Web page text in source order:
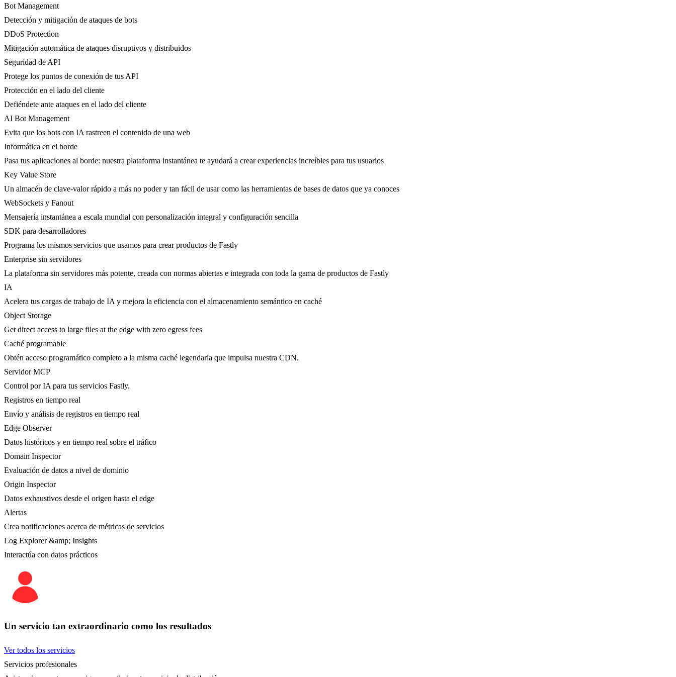
Bot Management
Detección y mitigación de ataques de bots
DDoS Protection
Mitigación automática de ataques disruptivos y distribuidos
Seguridad de API
Protege los puntos de conexión de tus API
Protección en el lado del cliente
Defiéndete ante ataques en el lado del cliente
AI Bot Management
Evita que los bots con IA rastreen el contenido de una web
Informática en el borde
Pasa tus aplicaciones al borde: nuestra plataforma instantánea te ayudará a crear experiencias increíbles para tus usuarios
Key Value Store
Un almacén de clave-valor rápido a más no poder y tan fácil de usar como las herramientas de bases de datos que ya conoces
WebSockets y Fanout
Mensajería instantánea a escala mundial con personalización integral y configuración sencilla
SDK para desarrolladores
Programa los mismos servicios que usamos para crear productos de Fastly
Enterprise sin servidores
La plataforma sin servidores más potente, creada con normas abiertas e integrada con toda la gama de productos de Fastly
IA
Acelera tus cargas de trabajo de IA y mejora la eficiencia con el almacenamiento semántico en caché
Object Storage
Get direct access to large files at the edge with zero egress fees
Caché programable
Obtén acceso programático completo a la misma caché legendaria que impulsa nuestra CDN.
Servidor MCP
Control por IA para tus servicios Fastly.
Registros en tiempo real
Envío y análisis de registros en tiempo real
Edge Observer
Datos históricos y en tiempo real sobre el tráfico
Domain Inspector
Evaluación de datos a nivel de dominio
Origin Inspector
Datos exhaustivos desde el origen hasta el edge
Alertas
Crea notificaciones acerca de métricas de servicios
Log Explorer &amp; Insights
Interactúa con datos prácticos
Un servicio tan extraordinario como los resultados
Ver todos los servicios
Servicios profesionales